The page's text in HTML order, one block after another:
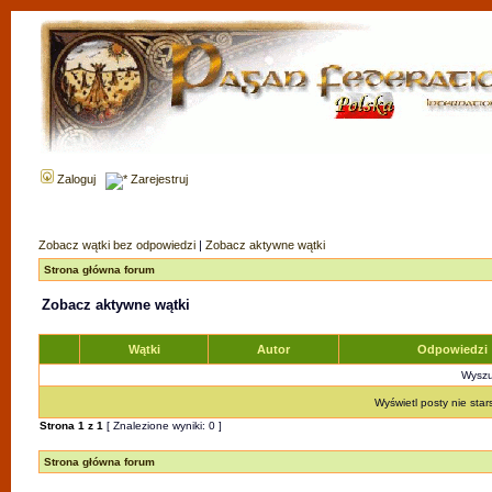
Zaloguj Zarejestruj
Zobacz wątki bez odpowiedzi | Zobacz aktywne wątki
Strona główna forum
Zobacz aktywne wątki
Wątki Autor Odpowiedzi
Wyświetl posty nie
Strona 1 z 1 [ Znalezione wyniki: 0 ]
Strona główna forum